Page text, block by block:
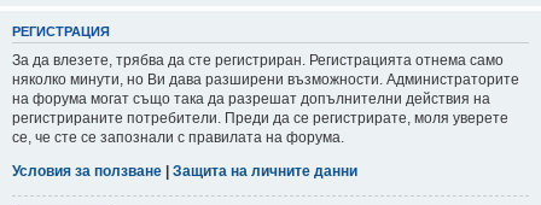
РЕГИСТРАЦИЯ
За да влезете, трябва да сте регистриран. Регистрацията отнема само
няколко минути, но Ви дава разширени възможности. Администраторите
на форума могат също така да разрешат допълнителни действия на
регистрираните потребители. Преди да се регистрирате, моля уверете
се, че сте се запознали с правилата на форума.
Условия за ползване | Защита на личните данни